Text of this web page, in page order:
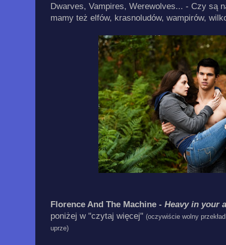
Dwarves, Vampires, Werewolves... - Czy są
mamy też elfów, krasnoludów, wampirów,
Florence And The Machine - Heavy in your
poniżej w "czytaj więcej" (oczywiście wolny
uprze)